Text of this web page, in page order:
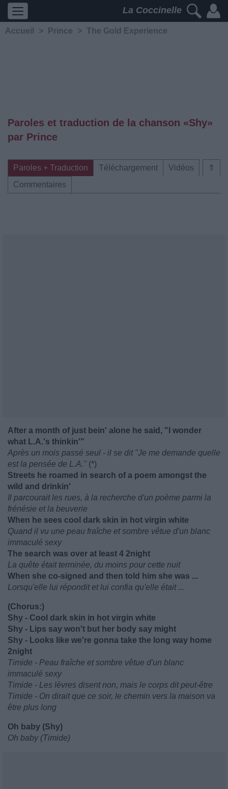
La Coccinelle
Accueil > Prince > The Gold Experience
Paroles et traduction de la chanson «Shy»
par Prince
⇑
Paroles + Traduction Téléchargement
Vidéos
Commentaires
After a month of just bein' alone he said, "I wonder
what L.A.'s thinkin'"
Après un mois passé seul - il se dit "Je me demande quelle
est la pensée de L.A." (*)
Streets he roamed in search of a poem amongst the
wild and drinkin'
Il parcourait les rues, à la recherche d'un poème parmi la
frénésie et la beuverie
When he sees cool dark skin in hot virgin white
Quand il vu une peau fraîche et sombre vêtue d'un blanc
immaculé sexy
The search was over at least 4 2night
La quête était terminée, du moins pour cette nuit
When she co-signed and then told him she was ...
Lorsqu'elle lui répondit et lui confia qu'elle était ...
(Chorus:)
Shy - Cool dark skin in hot virgin white
Shy - Lips say won't but her body say might
Shy - Looks like we're gonna take the long way home
2night
Timide - Peau fraîche et sombre vêtue d'un blanc
immaculé sexy
Timide - Les lèvres disent non, mais le corps dit peut-être
Timide - On dirait que ce soir, le chemin vers la maison va
être plus long
Oh baby (Shy)
Oh baby (Timide)